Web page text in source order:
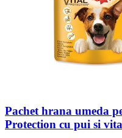
Pachet hrana umeda
Protection cu pui si